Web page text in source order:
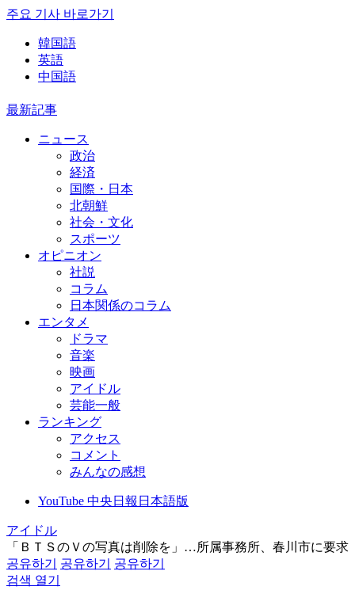
주요 기사 바로가기
韓国語
英語
中国語
最新記事
ニュース
政治
経済
国際・日本
北朝鮮
社会・文化
スポーツ
オピニオン
社説
コラム
日本関係のコラム
エンタメ
ドラマ
音楽
映画
アイドル
芸能一般
ランキング
アクセス
コメント
みんなの感想
YouTube 中央日報日本語版
アイドル
「ＢＴＳのＶの写真は削除を」…所属事務所、春川市に要求
공유하기
공유하기
공유하기
검색 열기